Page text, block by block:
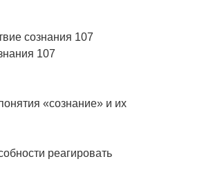
сознания 107
107
«сознание» и их
реагировать